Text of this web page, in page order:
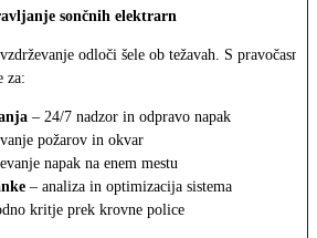
sončnih elektrarn
odloči šele ob težavah. S pravočasno
za:
– 24/7 nadzor in odpravo napak
požarov in okvar
napak na enem mestu
– analiza in optimizacija sistema
kritje prek krovne police